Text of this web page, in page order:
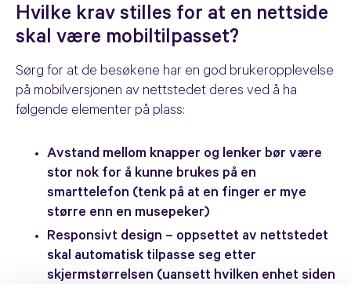
Hvilke krav stilles for at en nettside
skal være mobiltilpasset?
Sørg for at de besøkene har en god brukeropplevelse
på mobilversjonen av nettstedet deres ved å ha
følgende elementer på plass:
Avstand mellom knapper og lenker bør være
stor nok for å kunne brukes på en
smarttelefon (tenk på at en finger er mye
større enn en musepeker)
Responsivt design – oppsettet av nettstedet
skal automatisk tilpasse seg etter
skjermstørrelsen (uansett hvilken enhet siden